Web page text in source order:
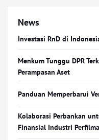
News
Investasi RnD di
Menkum Tunggu DPR
Perampasan Aset
Panduan Memperbarui
Kolaborasi Perbankan
Finansial Industri